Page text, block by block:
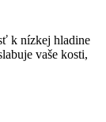
k nízkej hladine
vaše kosti,